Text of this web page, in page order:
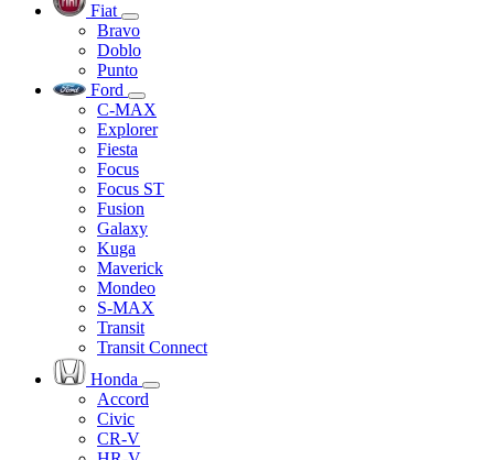
Fiat
Bravo
Doblo
Punto
Ford
C-MAX
Explorer
Fiesta
Focus
Focus ST
Fusion
Galaxy
Kuga
Maverick
Mondeo
S-MAX
Transit
Transit Connect
Honda
Accord
Civic
CR-V